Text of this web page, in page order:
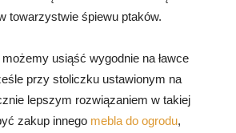
towarzystwie śpiewu ptaków.
usiąść wygodnie na ławce
przy stoliczku ustawionym na
lepszym rozwiązaniem w takiej
zakup innego mebla do ogrodu,